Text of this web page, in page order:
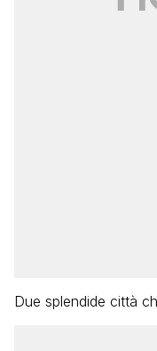
Due splendide città